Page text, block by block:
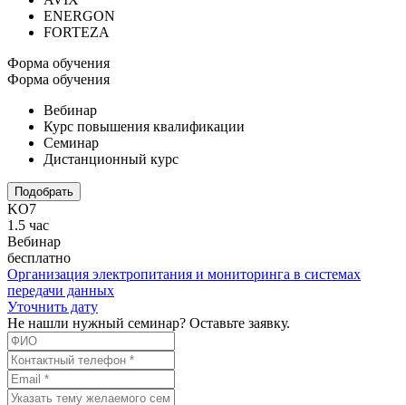
ENERGON
FORTEZA
Форма обучения
Форма обучения
Вебинар
Курс повышения квалификации
Семинар
Дистанционный курс
Подобрать
KO7
1.5 час
Вебинар
бесплатно
Организация электропитания и мониторинга в системах
передачи данных
Уточнить дату
Не нашли нужный семинар? Оставьте заявку.